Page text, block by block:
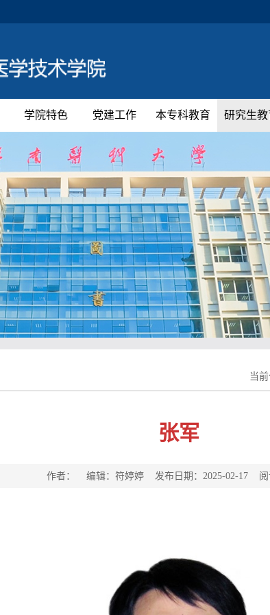
学院特色 党建工作 本专科教育 研究生教
当
张军
作者： 编辑：符婷婷 发布日期：2025-02-17 阅